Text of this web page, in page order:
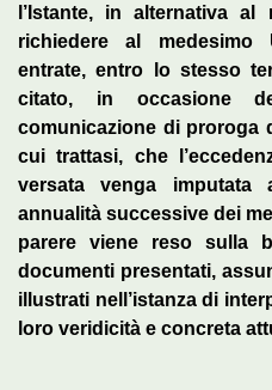
l’Istante, in alternativa
richiedere al medesimo
entrate, entro lo stesso
citato, in occasione
comunicazione di proroga
cui trattasi, che
versata venga
annualità successive dei
parere viene reso sulla
documenti presentati,
illustrati nell’istanza di
loro veridicità e concreta